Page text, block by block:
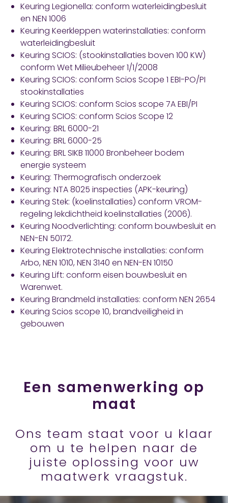
Keuring Legionella: conform waterleidingbesluit
en NEN 1006
Keuring Keerkleppen waterinstallaties: conform
waterleidingbesluit
Keuring SCIOS: (stookinstallaties boven 100 KW)
conform Wet Milieubeheer 1/1/2008
Keuring SCIOS: conform Scios Scope 1 EBI-PO/PI
stookinstallaties
Keuring SCIOS: conform Scios scope 7A EBI/PI
Keuring SCIOS: conform Scios Scope 12
Keuring: BRL 6000-21
Keuring: BRL 6000-25
Keuring: BRL SIKB 11000 Bronbeheer bodem
energie systeem
Keuring: Thermografisch onderzoek
Keuring: NTA 8025 inspecties (APK-keuring)
Keuring Stek: (koelinstallaties) conform VROM-
regeling lekdichtheid koelinstallaties (2006).
Keuring Noodverlichting: conform bouwbesluit en
NEN-EN 50172.
Keuring Elektrotechnische installaties: conform
Arbo, NEN 1010, NEN 3140 en NEN-EN 10150
Keuring Lift: conform eisen bouwbesluit en
Warenwet.
Keuring Brandmeld installaties: conform NEN 2654
Keuring Scios scope 10, brandveiligheid in
gebouwen
Een samenwerking op
maat
Ons team staat voor u klaar
om u te helpen naar de
juiste oplossing voor uw
maatwerk vraagstuk.